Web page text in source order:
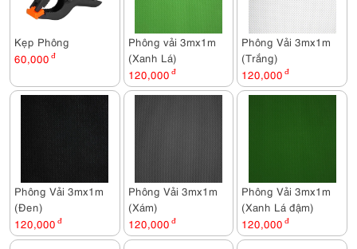
Kẹp Phông
60,000 đ
Phông vải 3mx1m
(Xanh Lá)
120,000 đ
Phông Vải 3mx1m
(Trắng)
120,000 đ
Phông Vải 3mx1m
(Đen)
120,000 đ
Phông Vải 3mx1m
(Xám)
120,000 đ
Phông Vải 3mx1m
(Xanh Lá đậm)
120,000 đ